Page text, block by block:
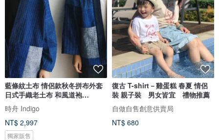
藍條紋土布 情侶款秋冬拼布外套
日式手織老土布 和風道袍
Kimono
時舟 Indigo
NT$ 2,997
獨家販售
復古 T-shirt－雞蛋糕 春夏 情侶
裝 親子裝 男女皆宜 禮物推薦
自做自售創意供賣局
NT$ 680